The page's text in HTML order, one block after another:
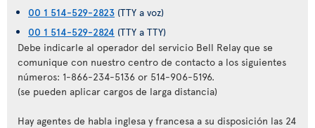
00 1 514-529-2823 (TTY a voz)
00 1 514-529-2824 (TTY a TTY)
Debe indicarle al operador del servicio Bell Relay que se
comunique con nuestro centro de contacto a los siguientes
números: 1-866-234-5136 or 514-906-5196.
(se pueden aplicar cargos de larga distancia)
Hay agentes de habla inglesa y francesa a su disposición las 24